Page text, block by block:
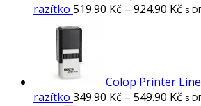
razítko 519.90 Kč – 924.90 Kč s
Colop Printer
razítko 349.90 Kč – 549.90 Kč s